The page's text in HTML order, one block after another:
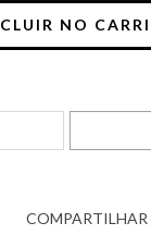
COMPARTILHAR